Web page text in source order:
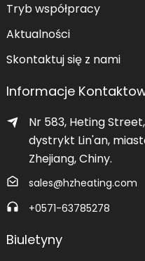
Tryb współpracy
Aktualności
Skontaktuj się z nami
Informacje
Nr 583, Heting
dystrykt Lin'an,
Zhejiang, Chiny.
sales@hzheating.com
+0571-63785278
Biuletyny